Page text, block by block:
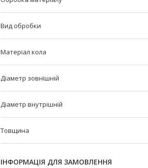
Вид обробки
Матеріал кола
Діаметр зовнішній
Діаметр внутрішній
Товщина
ІНФОРМАЦІЯ ДЛЯ ЗАМОВЛЕННЯ